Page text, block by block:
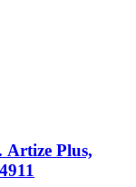
Artize Plus,